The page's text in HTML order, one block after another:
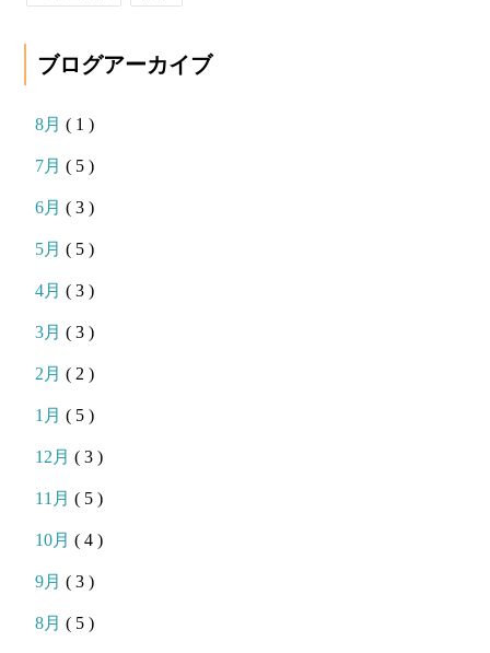
ブログアーカイブ
8月( 1 )
7月( 5 )
6月( 3 )
5月( 5 )
4月( 3 )
3月( 3 )
2月( 2 )
1月( 5 )
12月( 3 )
11月( 5 )
10月( 4 )
9月( 3 )
8月( 5 )